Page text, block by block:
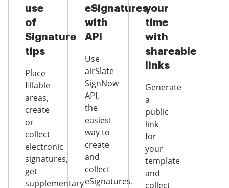
use
of
Signature
tips
Place
fillable
areas,
create
or
collect
electronic
signatures,
get
supplementary
eSignatures
with
API
Use
airSlate
SignNow
API,
the
easiest
way to
create
and
collect
eSignatures.
your
time
with
shareable
links
Generate
a
public
link
for
your
template
and
collect